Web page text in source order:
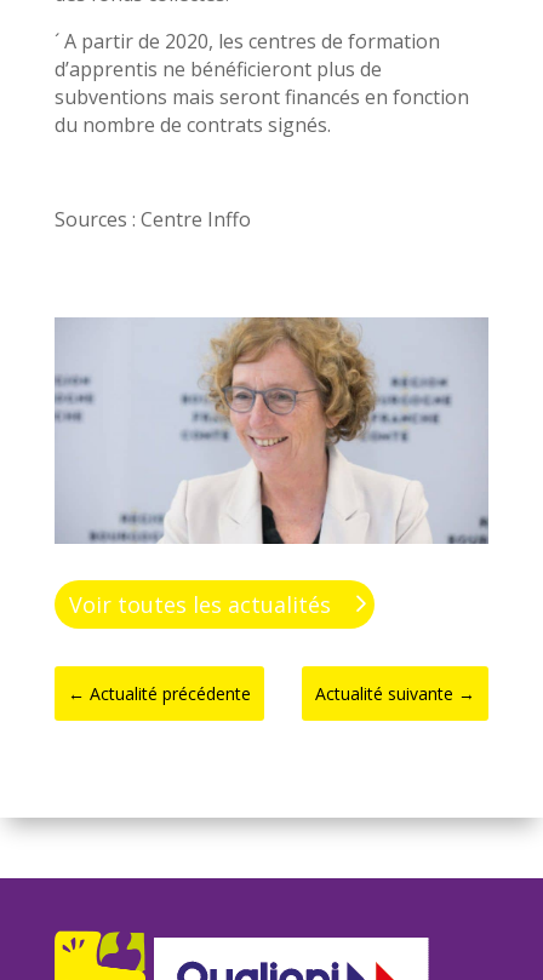
´ A partir de 2020, les centres de formation
d’apprentis ne bénéficieront plus de
subventions mais seront financés en fonction
du nombre de contrats signés.
Sources : Centre Inffo
Voir toutes les actualités
← Actualité précédente Actualité suivante →